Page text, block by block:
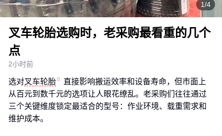
1/4
叉车轮胎选购时，老采购最看重的几个
点
2小时前
选对叉车轮胎
直接影响搬运效率和设备寿命，但市面上
从百元到数千元的选项让人眼花缭乱。老采购们往往通过
三个关键维度锁定最适合的型号：作业环境、载重需求和
维护成本。